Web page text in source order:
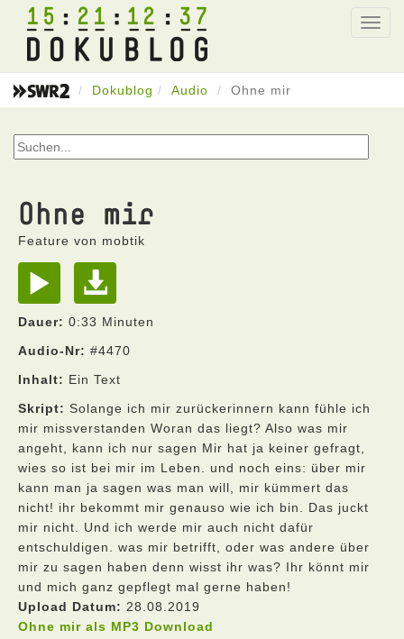
15 21 12 37
Dokublog Audio Ohne mir
Ohne mir
Feature von mobtik
Dauer: 0:33 Minuten
Audio-Nr: #4470
Inhalt: Ein Text
Skript: Solange ich mir zurückerinnern kann fühle ich
mir missverstanden Woran das liegt? Also was mir
angeht, kann ich nur sagen Mir hat ja keiner gefragt,
wies so ist bei mir im Leben. und noch eins: über mir
kann man ja sagen was man will, mir kümmert das
nicht! ihr bekommt mir genauso wie ich bin. Das juckt
mir nicht. Und ich werde mir auch nicht dafür
entschuldigen. was mir betrifft, oder was andere über
mir zu sagen haben denn wisst ihr was? Ihr könnt mir
und mich ganz gepflegt mal gerne haben!
Upload Datum: 28.08.2019
Ohne mir als MP3 Download